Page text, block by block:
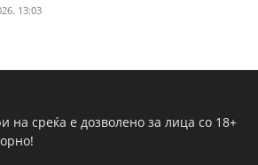
13:03
на среќа е дозволено за лица со 18+